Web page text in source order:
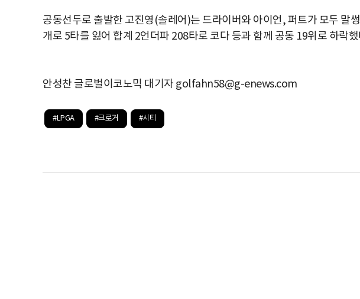
공동선두로 출발한 고진영(솔레어)는 드라이버와 아이언, 퍼트가 모두 말
개로 5타를 잃어 합계 2언더파 208타로 코다 등과 함께 공동 19위로 하락
안성찬 글로벌이코노믹 대기자 golfahn58@g-enews.com
#LPGA #크로거 #시티